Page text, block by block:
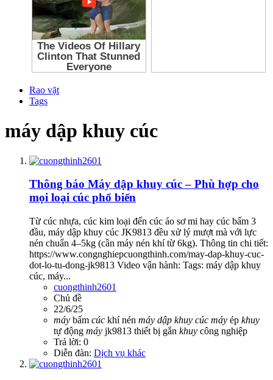
Rao vặt
Tags
máy dập khuy cúc
Thông báo Máy dập khuy cúc – Phù hợp cho
mọi loại cúc phổ biến
Từ cúc nhựa, cúc kim loại đến cúc áo sơ mi hay cúc bấm 3
đầu, máy dập khuy cúc JK9813 đều xử lý mượt mà với lực
nén chuẩn 4–5kg (cần máy nén khí từ 6kg). Thông tin chi tiết:
https://www.congnghiepcuongthinh.com/may-dap-khuy-cuc-
dot-lo-tu-dong-jk9813 Video vận hành: Tags: máy dập khuy
cúc, máy...
cuongthinh2601
Chủ đề
22/6/25
máy bấm cúc khí nén máy dập khuy cúc máy ép khuy
tự động máy jk9813 thiết bị gắn khuy công nghiệp
Trả lời: 0
Diễn đàn: Dịch vụ khác